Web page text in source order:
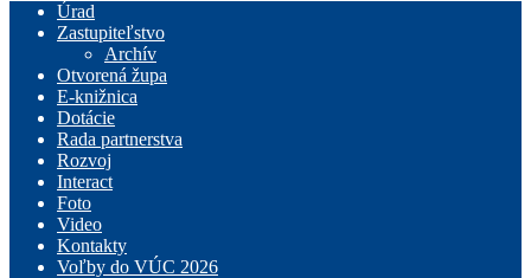
Úrad
Zastupiteľstvo
Archív
Otvorená župa
E-knižnica
Dotácie
Rada partnerstva
Rozvoj
Interact
Foto
Video
Kontakty
Voľby do VÚC 2026